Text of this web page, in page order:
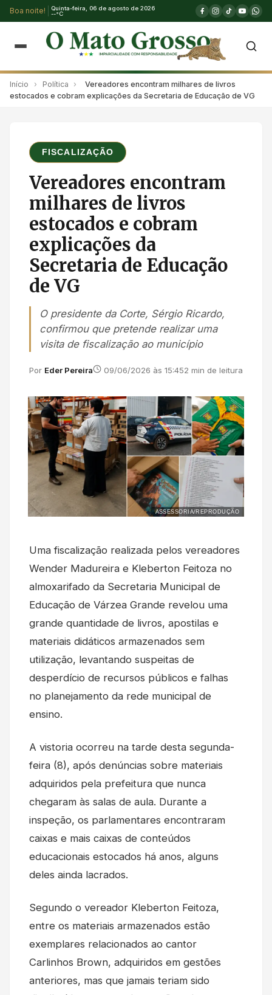
Boa noite!
Quinta-feira, 06 de agosto de 2026
--°C
Início › Política ›
Vereadores encontram milhares de livros
estocados e cobram explicações da Secretaria de Educação de VG
FISCALIZAÇÃO
Vereadores encontram
milhares de livros
estocados e cobram
explicações da
Secretaria de Educação
de VG
O presidente da Corte, Sérgio Ricardo,
confirmou que pretende realizar uma
visita de fiscalização ao município
Por Eder Pereira 09/06/2026 às 15:452 min de leitura
ASSESSORIA/REPRODUÇÃO
Uma fiscalização realizada pelos vereadores
Wender Madureira e Kleberton Feitoza no
almoxarifado da Secretaria Municipal de
Educação de Várzea Grande revelou uma
grande quantidade de livros, apostilas e
materiais didáticos armazenados sem
utilização, levantando suspeitas de
desperdício de recursos públicos e falhas
no planejamento da rede municipal de
ensino.
A vistoria ocorreu na tarde desta segunda-
feira (8), após denúncias sobre materiais
adquiridos pela prefeitura que nunca
chegaram às salas de aula. Durante a
inspeção, os parlamentares encontraram
caixas e mais caixas de conteúdos
educacionais estocados há anos, alguns
deles ainda lacrados.
Segundo o vereador Kleberton Feitoza,
entre os materiais armazenados estão
exemplares relacionados ao cantor
Carlinhos Brown, adquiridos em gestões
anteriores, mas que jamais teriam sido